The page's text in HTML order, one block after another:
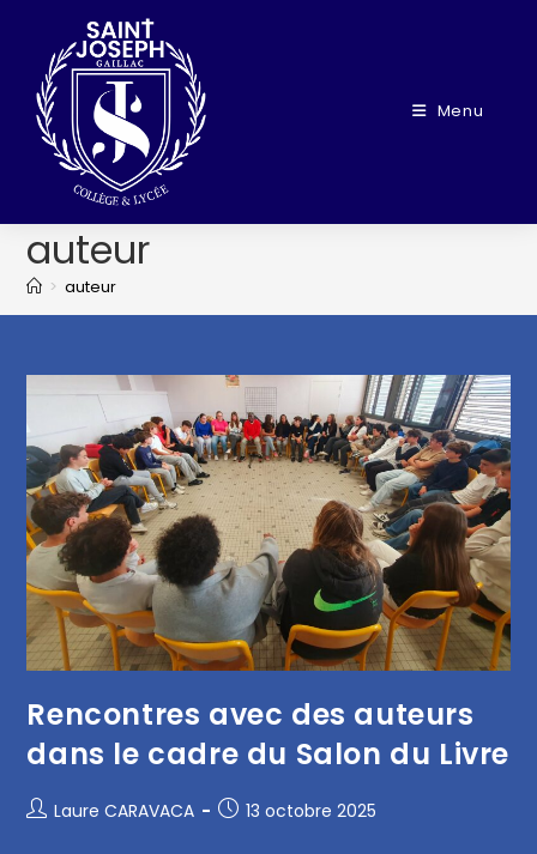
Menu
auteur
> auteur
Rencontres avec des auteurs
dans le cadre du Salon du Livre
Laure CARAVACA 13 octobre 2025